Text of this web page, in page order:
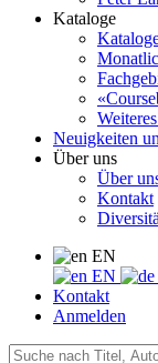
Kataloge
Neuigkeiten
Über uns
Über
Kontakt
EN
EN
Kontakt
Anmelden